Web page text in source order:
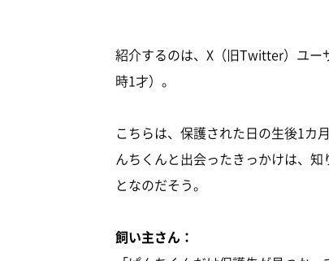
紹介するのは、X（旧Twitter）ユー
時1才）。
こちらは、保護された日の生後1カ
んちくんと出会ったきっかけは、
となのだそう。
飼い主さん：